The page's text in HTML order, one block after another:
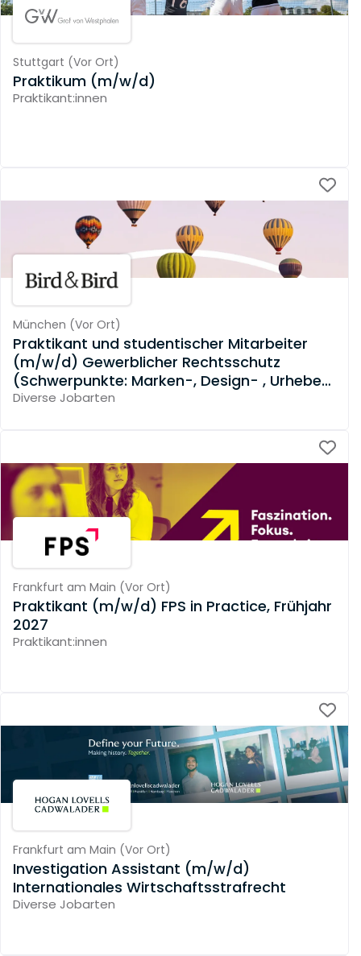
Stuttgart (Vor Ort)
Praktikum (m/w/d)
Praktikant:innen
München (Vor Ort)
Praktikant und studentischer Mitarbeiter
(m/w/d) Gewerblicher Rechtsschutz
(Schwerpunkte: Marken-, Design- , Urheber-
und Wettbewerbsrecht)
Diverse Jobarten
Frankfurt am Main (Vor Ort)
Praktikant (m/w/d) FPS in Practice, Frühjahr
2027
Praktikant:innen
Frankfurt am Main (Vor Ort)
Investigation Assistant (m/w/d)
Internationales Wirtschaftsstrafrecht
Diverse Jobarten